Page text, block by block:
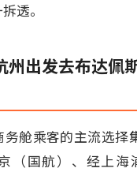
透。
州出发去布达佩
务舱乘客的主流选择
（国航）、经上海